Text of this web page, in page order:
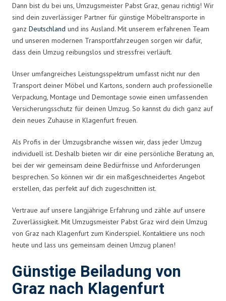
Dann bist du bei uns, Umzugsmeister Pabst Graz, genau richtig! Wir
sind dein zuverlässiger Partner für günstige Möbeltransporte in
ganz Deutschland und ins Ausland. Mit unserem erfahrenen Team
und unseren modernen Transportfahrzeugen sorgen wir dafür,
dass dein Umzug reibungslos und stressfrei verläuft.
Unser umfangreiches Leistungsspektrum umfasst nicht nur den
Transport deiner Möbel und Kartons, sondern auch professionelle
Verpackung, Montage und Demontage sowie einen umfassenden
Versicherungsschutz für deinen Umzug. So kannst du dich ganz auf
dein neues Zuhause in Klagenfurt freuen.
Als Profis in der Umzugsbranche wissen wir, dass jeder Umzug
individuell ist. Deshalb bieten wir dir eine persönliche Beratung an,
bei der wir gemeinsam deine Bedürfnisse und Anforderungen
besprechen. So können wir dir ein maßgeschneidertes Angebot
erstellen, das perfekt auf dich zugeschnitten ist.
Vertraue auf unsere langjährige Erfahrung und zähle auf unsere
Zuverlässigkeit. Mit Umzugsmeister Pabst Graz wird dein Umzug
von Graz nach Klagenfurt zum Kinderspiel. Kontaktiere uns noch
heute und lass uns gemeinsam deinen Umzug planen!
Günstige Beiladung von
Graz nach Klagenfurt